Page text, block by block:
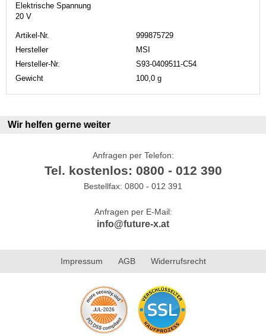
Elektrische Spannung
20 V
Artikel-Nr.
999875729
Hersteller
MSI
Hersteller-Nr.
S93-0409511-C54
Gewicht
100,0 g
Wir helfen gerne weiter
Anfragen per Telefon:
Tel. kostenlos: 0800 - 012 390
Bestellfax: 0800 - 012 391
Anfragen per E-Mail:
info@future-x.at
Impressum AGB Widerrufsrecht